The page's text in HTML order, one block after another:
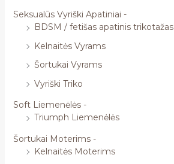
Seksualūs Vyriški Apatiniai -
BDSM / fetišas apatinis trikotažas
Kelnaitės Vyrams
Šortukai Vyrams
Vyriški Triko
Soft Liemenėlės -
Triumph Liemenėlės
Šortukai Moterims -
Kelnaitės Moterims